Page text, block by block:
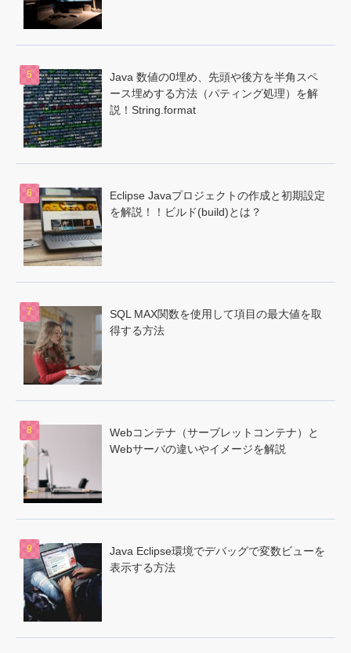
Java 数値の0埋め、先頭や後方を半角スペ
ース埋めする方法（パティング処理）を解
説！String.format
Eclipse Javaプロジェクトの作成と初期設定
を解説！！ビルド(build)とは？
SQL MAX関数を使用して項目の最大値を取
得する方法
Webコンテナ（サーブレットコンテナ）と
Webサーバの違いやイメージを解説
Java Eclipse環境でデバッグで変数ビューを
表示する方法